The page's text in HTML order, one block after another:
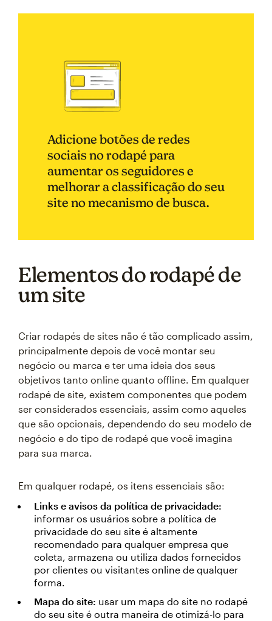
Adicione botões de redes
sociais no rodapé para
aumentar os seguidores e
melhorar a classificação do seu
site no mecanismo de busca.
Elementos do rodapé de
um site
Criar rodapés de sites não é tão complicado assim,
principalmente depois de você montar seu
negócio ou marca e ter uma ideia dos seus
objetivos tanto online quanto offline. Em qualquer
rodapé de site, existem componentes que podem
ser considerados essenciais, assim como aqueles
que são opcionais, dependendo do seu modelo de
negócio e do tipo de rodapé que você imagina
para sua marca.
Em qualquer rodapé, os itens essenciais são:
Links e avisos da política de privacidade:
informar os usuários sobre a política de
privacidade do seu site é altamente
recomendado para qualquer empresa que
coleta, armazena ou utiliza dados fornecidos
por clientes ou visitantes online de qualquer
forma.
Mapa do site: usar um mapa do site no rodapé
do seu site é outra maneira de otimizá-lo para